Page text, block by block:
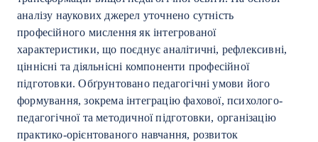
аналізу наукових джерел уточнено сутність
професійного мислення як інтегрованої
характеристики, що поєднує аналітичні, рефлексивні,
ціннісні та діяльнісні компоненти професійної
підготовки. Обґрунтовано педагогічні умови його
формування, зокрема інтеграцію фахової, психолого-
педагогічної та методичної підготовки, організацію
практико-орієнтованого навчання, розвиток